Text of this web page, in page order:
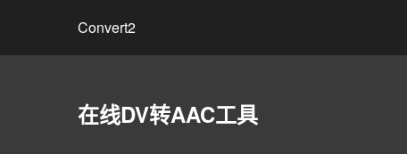
Convert2
在线DV转AAC工具